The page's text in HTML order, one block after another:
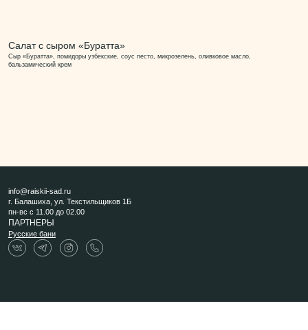
Салат с сыром «Буратта»
Сыр «Буратта», помидоры узбекские, соус песто, микрозелень, оливковое масло,
бальзамический крем
info@raiskii-sad.ru
г. Балашиха, ул. Текстильщиков 1Б
пн-вс с 11.00 до 02.00
ПАРТНЕРЫ
Русские бани